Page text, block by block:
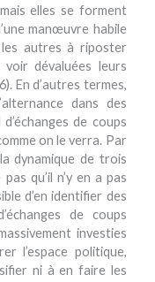
elles se forment
manœuvre habile
autres à riposter
dévaluées leurs
En d’autres termes,
dans des
de coups
on le verra. Par
dynamique de trois
qu’il n’y en a pas
d’en identifier des
de coups
investies
l’espace politique,
ni à en faire les